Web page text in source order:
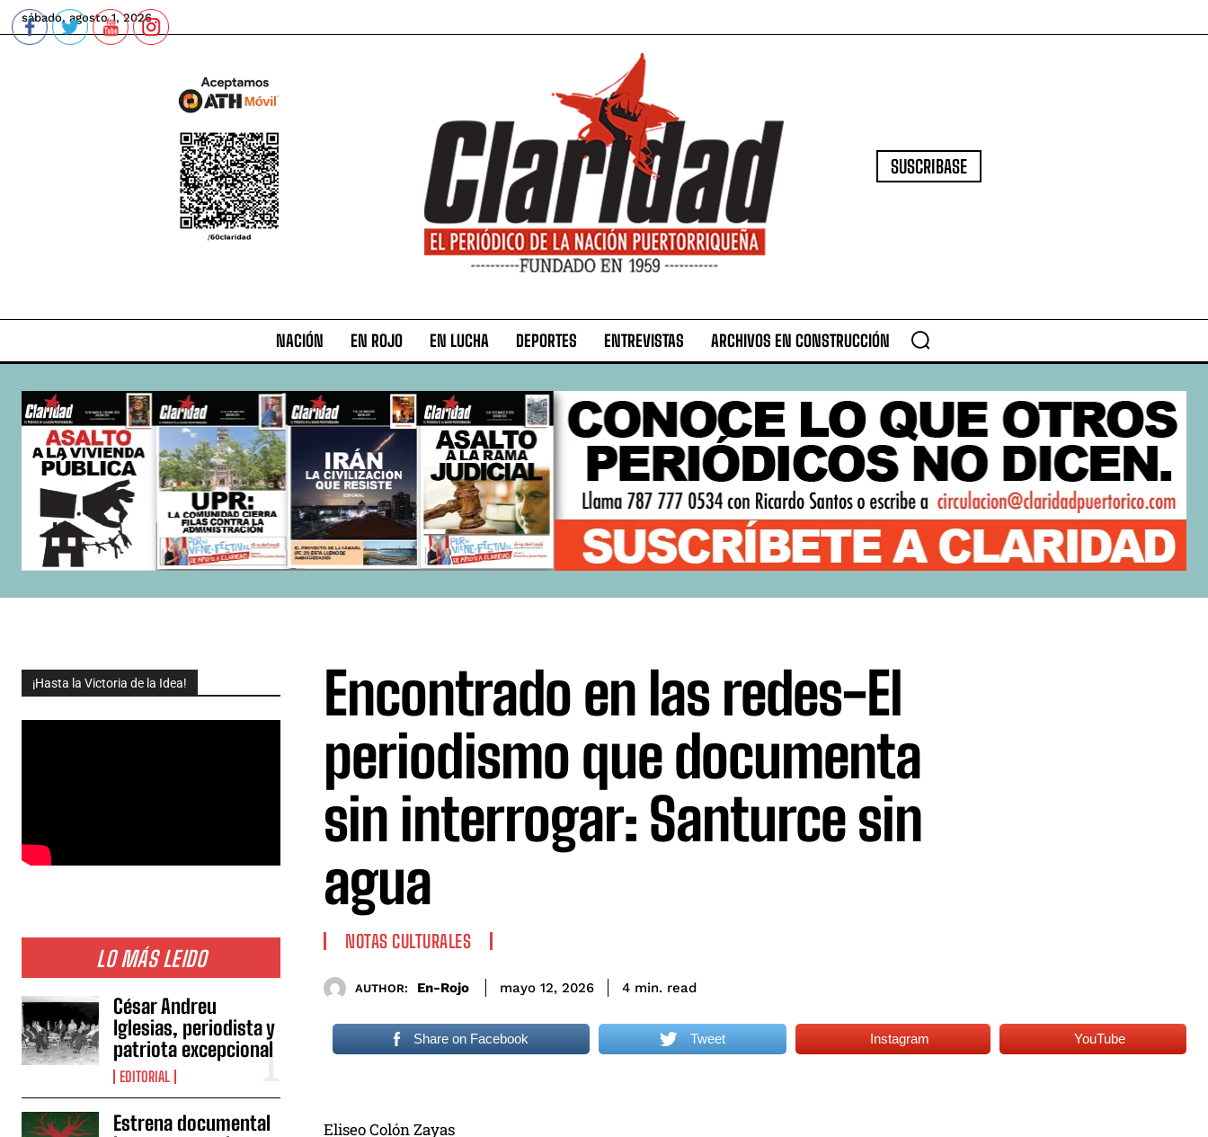
sábado, agosto 1, 2026
SUSCRIBASE
NACIÓN EN ROJO EN LUCHA DEPORTES ENTREVISTAS ARCHIVOS EN CONSTRUCCIÓN
¡Hasta la Victoria de la Idea!
LO MÁS LEIDO
César Andreu
Iglesias, periodista y
patriota excepcional
EDITORIAL
Estrena documental
Encontrado en las redes-El
periodismo que documenta
sin interrogar: Santurce sin
agua
NOTAS CULTURALES
AUTHOR: En-Rojo mayo 12, 2026 4 min. read
Share on Facebook Tweet Instagram YouTube
Eliseo Colón Zayas